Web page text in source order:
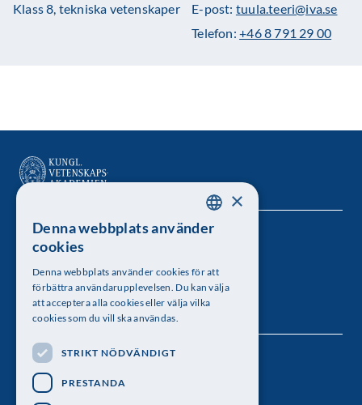
Klass 8, tekniska vetenskaper
E-post: tuula.teeri@iva.se
Telefon:+46 8 791 29 00
Kungl. Vetenskapsakademien
Besöksadress: Lilla Frescativägen 4A
Telefon: 08-673 95 00
Följ oss
SWEDISH
×
Denna webbplats använder
cookies
Denna webbplats använder cookies för att
förbättra användarupplevelsen. Du kan välja
att acceptera alla cookies eller välja vilka
cookies som du vill ska användas.
STRIKT NÖDVÄNDIGT
PRESTANDA